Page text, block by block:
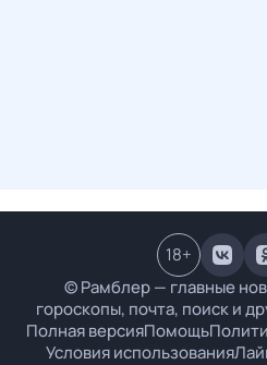
© Рамблер — главные
гороскопы, почта, поиск и
Полная версияПомощь
Условия использования
18+